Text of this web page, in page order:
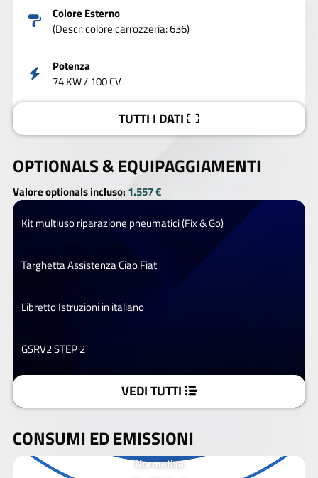
Colore Esterno
(Descr. colore carrozzeria: 636)
Potenza
74 KW / 100 CV
TUTTI I DATI
OPTIONALS &EQUIPAGGIAMENTI
Valore optionals incluso: 1.557 €
Kit multiuso riparazione pneumatici (Fix & Go)
Targhetta Assistenza Ciao Fiat
Libretto Istruzioni in italiano
GSRV2 STEP 2
VEDI TUTTI
CONSUMI ED EMISSIONI
Normativa